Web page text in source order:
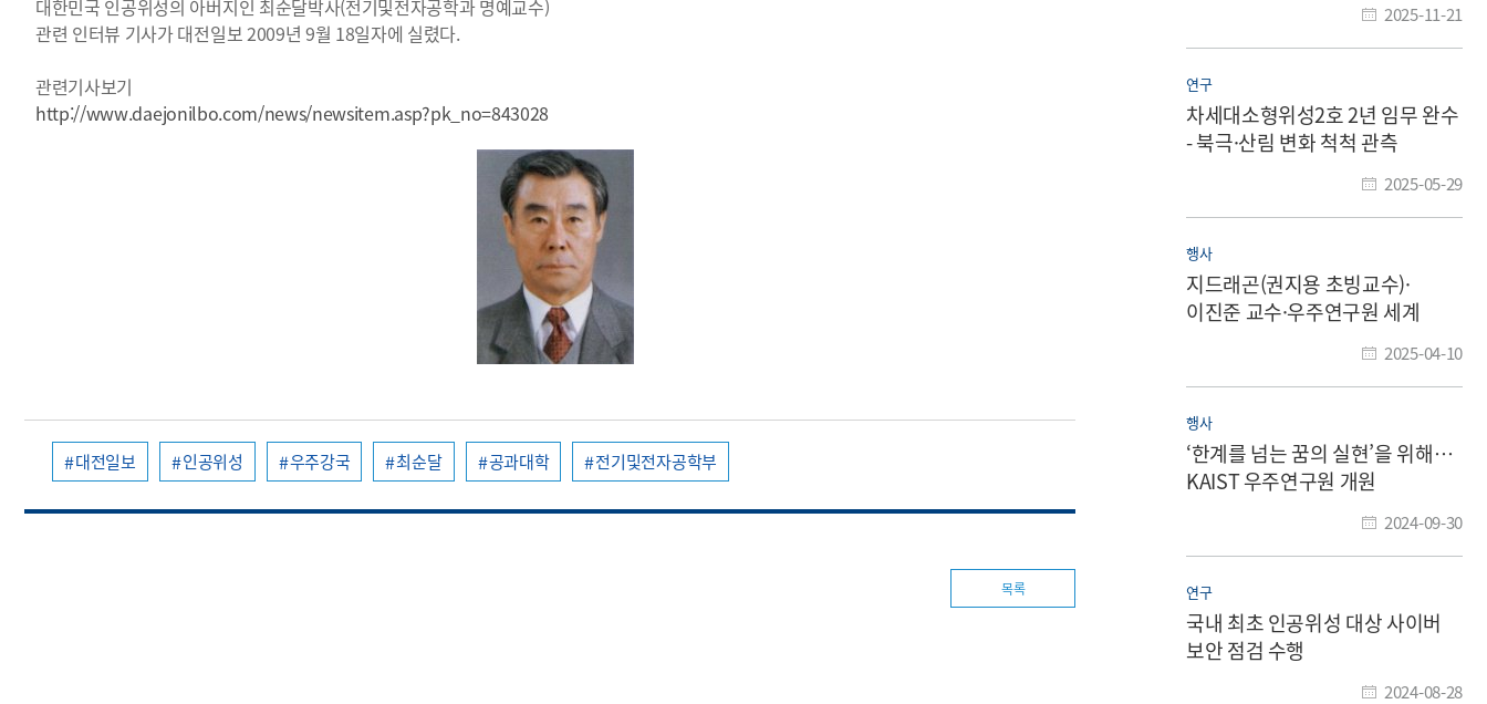
대한민국 인공위성의 아버지인 최순달박사(전기및전자공학과 명예교수)
관련 인터뷰 기사가 대전일보 2009년 9월 18일자에 실렸다.
관련기사보기
http://www.daejonilbo.com/news/newsitem.asp?pk_no=843028
대전일보 인공위성 우주강국 최순달 공과대학 전기및전자공학부
목록
2025-11-21
연구
차세대소형위성2호 2년 임무 완수
- 북극·산림 변화 척척 관측
2025-05-29
행사
지드래곤(권지용 초빙교수)·
이진준 교수·우주연구원 세계
2025-04-10
행사
‘한계를 넘는 꿈의 실현’을 위해…
KAIST 우주연구원 개원
2024-09-30
연구
국내 최초 인공위성 대상 사이버
보안 점검 수행
2024-08-28